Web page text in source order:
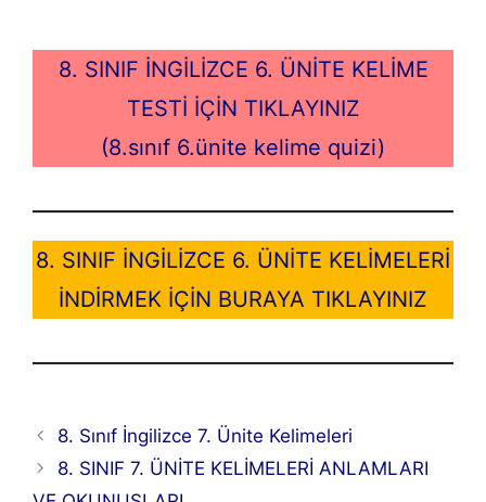
8. SINIF İNGİLİZCE 6. ÜNİTE KELİME
TESTİ İÇİN TIKLAYINIZ
(8.sınıf 6.ünite kelime quizi)
8. SINIF İNGİLİZCE 6. ÜNİTE KELİMELERİ
İNDİRMEK İÇİN BURAYA TIKLAYINIZ
8. Sınıf İngilizce 7. Ünite Kelimeleri
8. SINIF 7. ÜNİTE KELİMELERİ ANLAMLARI